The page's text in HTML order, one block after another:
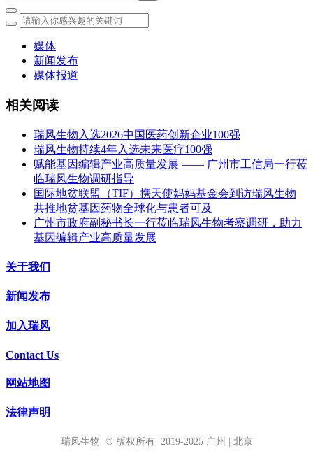
媒体
新闻发布
媒体报道
相关阅读
瑞风生物入选2026中国医药创新企业100强
瑞风生物持续4年入选未来医疗100强
赋能基因编辑产业高质量发展 —— 广州市工信局一行莅
临瑞风生物调研指导
国际地贫联盟（TIF）携天使妈妈基金会到访瑞风生物
共推地贫基因药物全球化与患者可及
广州市政府副秘书长一行莅临瑞风生物考察调研，助力
基因编辑产业高质量发展
关于我们
新闻发布
加入瑞风
Contact Us
网站地图
法律声明
瑞风生物 © 版权所有 2019-2025 广州 | 北京